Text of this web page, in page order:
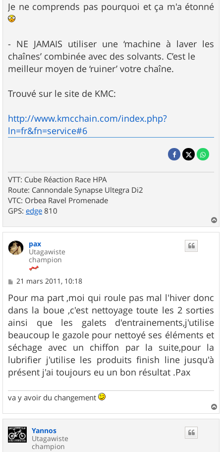
s
s
a
Je ne comprends pas pourquoi et ça m'a étonné
- NE JAMAIS utiliser une ‘machine à laver les
chaînes’ combinée avec des solvants. C’est le
meilleur moyen de ‘ruiner’ votre chaîne.
Trouvé sur le site de KMC:
http://www.kmcchain.com/index.php?
ln=fr&fn=service#6
VTT: Cube Réaction Race HPA
Route: Cannondale Synapse Ultegra Di2
VTC: Orbea Ravel Promenade
GPS: edge 810
a
u
pax
Utagawiste
champion
M
s
s
a
g
e
21 mars 2011, 10:18
Pour ma part ,moi qui roule pas mal l'hiver donc
dans la boue ,c'est nettoyage toute les 2 sorties
ainsi que les galets d'entrainements,j'utilise
beaucoup le gazole pour nettoyé ses éléments et
séchage avec un chiffon par la suite,pour la
lubrifier j'utilise les produits finish line jusqu'à
présent j'ai toujours eu un bon résultat .Pax
va y avoir du changement
a
Yannos
Utagawiste
champion